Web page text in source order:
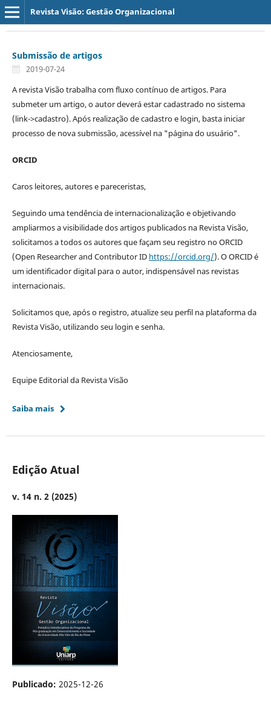
Revista Visão: Gestão Organizacional
Submissão de artigos
2019-07-24
A revista Visão trabalha com fluxo contínuo de artigos. Para
submeter um artigo, o autor deverá estar cadastrado no sistema
(link->cadastro). Após realização de cadastro e login, basta iniciar
processo de nova submissão, acessível na "página do usuário".
ORCID
Caros leitores, autores e pareceristas,
Seguindo uma tendência de internacionalização e objetivando
ampliarmos a visibilidade dos artigos publicados na Revista Visão,
solicitamos a todos os autores que façam seu registro no ORCID
(Open Researcher and Contributor ID https://orcid.org/). O ORCID é
um identificador digital para o autor, indispensável nas revistas
internacionais.
Solicitamos que, após o registro, atualize seu perfil na plataforma da
Revista Visão, utilizando seu login e senha.
Atenciosamente,
Equipe Editorial da Revista Visão
Saiba mais
Edição Atual
v. 14 n. 2 (2025)
Publicado: 2025-12-26